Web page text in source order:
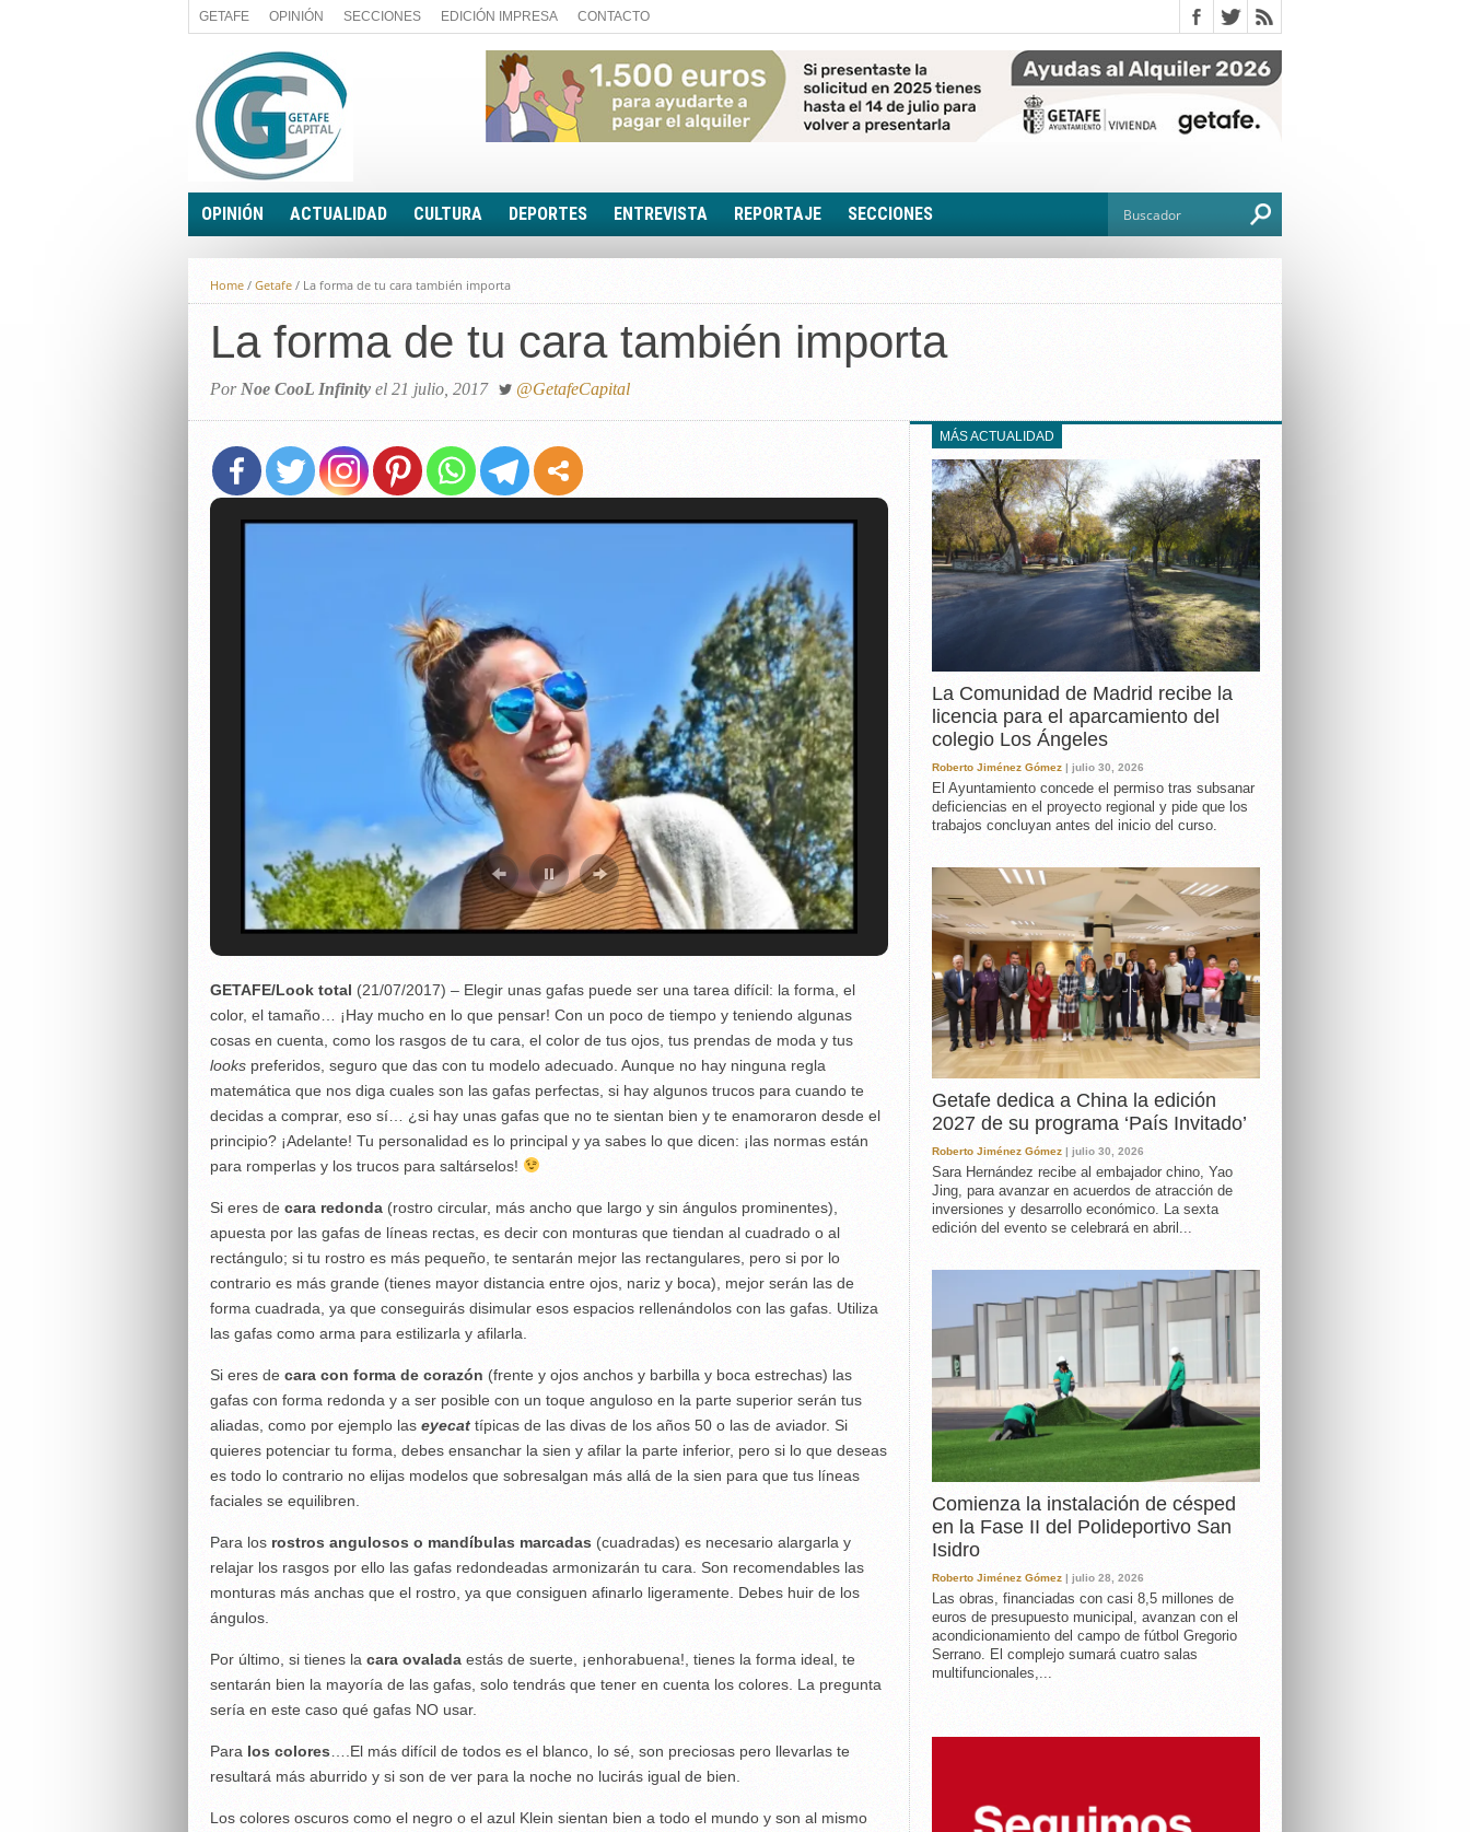
GETAFE OPINIÓN SECCIONES EDICIÓN IMPRESA CONTACTO
OPINIÓN
A FIN DE CUENTAS
PALABRA DE CONCEJAL
LA PIEDRA DE SÍSIFO
EL SACAPUNTAS
TODAS LAS BANDERAS
ROTAS
ACTUALIDAD
POLÍTICA
ECONOMÍA
BREVES
CULTURA DEPORTES ENTREVISTA REPORTAJE SECCIONES
FOTONOTICIA
LOOK TOTAL
RINCÓN PSICOLÓGICO
RUTA DE LA MEMORIA
LA VOZ DE LA
EXPERIENCIA
IN MEMORIAM
MEMORIA RECUPERADA
UN MINUTO EN EL
Home / Getafe / La forma de tu cara también importa
La forma de tu cara también importa
Por Noe CooL Infinity el 21 julio, 2017 @GetafeCapital
GETAFE/Look total (21/07/2017) – Elegir unas gafas puede ser una tarea difícil: la forma, el
color, el tamaño… ¡Hay mucho en lo que pensar! Con un poco de tiempo y teniendo algunas
cosas en cuenta, como los rasgos de tu cara, el color de tus ojos, tus prendas de moda y tus
looks preferidos, seguro que das con tu modelo adecuado. Aunque no hay ninguna regla
matemática que nos diga cuales son las gafas perfectas, si hay algunos trucos para cuando te
decidas a comprar, eso sí… ¿si hay unas gafas que no te sientan bien y te enamoraron desde el
principio? ¡Adelante! Tu personalidad es lo principal y ya sabes lo que dicen: ¡las normas están
para romperlas y los trucos para saltárselos!
Si eres de cara redonda (rostro circular, más ancho que largo y sin ángulos prominentes),
apuesta por las gafas de líneas rectas, es decir con monturas que tiendan al cuadrado o al
rectángulo; si tu rostro es más pequeño, te sentarán mejor las rectangulares, pero si por lo
contrario es más grande (tienes mayor distancia entre ojos, nariz y boca), mejor serán las de
forma cuadrada, ya que conseguirás disimular esos espacios rellenándolos con las gafas. Utiliza
las gafas como arma para estilizarla y afilarla.
Si eres de cara con forma de corazón (frente y ojos anchos y barbilla y boca estrechas) las
gafas con forma redonda y a ser posible con un toque anguloso en la parte superior serán tus
aliadas, como por ejemplo las eyecat típicas de las divas de los años 50 o las de aviador. Si
quieres potenciar tu forma, debes ensanchar la sien y afilar la parte inferior, pero si lo que deseas
es todo lo contrario no elijas modelos que sobresalgan más allá de la sien para que tus líneas
faciales se equilibren.
Para los rostros angulosos o mandíbulas marcadas (cuadradas) es necesario alargarla y
relajar los rasgos por ello las gafas redondeadas armonizarán tu cara. Son recomendables las
monturas más anchas que el rostro, ya que consiguen afinarlo ligeramente. Debes huir de los
ángulos.
Por último, si tienes la cara ovalada estás de suerte, ¡enhorabuena!, tienes la forma ideal, te
sentarán bien la mayoría de las gafas, solo tendrás que tener en cuenta los colores. La pregunta
sería en este caso qué gafas NO usar.
Para los colores ….El más difícil de todos es el blanco, lo sé, son preciosas pero llevarlas te
resultará más aburrido y si son de ver para la noche no lucirás igual de bien.
Los colores oscuros como el negro o el azul Klein sientan bien a todo el mundo y son al mismo
MÁS ACTUALIDAD
La Comunidad de Madrid recibe la
licencia para el aparcamiento del
colegio Los Ángeles
Roberto Jiménez Gómez | julio 30, 2026
El Ayuntamiento concede el permiso tras subsanar
deficiencias en el proyecto regional y pide que los
trabajos concluyan antes del inicio del curso.
Getafe dedica a China la edición
2027 de su programa ‘País Invitado’
Roberto Jiménez Gómez | julio 30, 2026
Sara Hernández recibe al embajador chino, Yao
Jing, para avanzar en acuerdos de atracción de
inversiones y desarrollo económico. La sexta
edición del evento se celebrará en abril...
Comienza la instalación de césped
en la Fase II del Polideportivo San
Isidro
Roberto Jiménez Gómez | julio 28, 2026
Las obras, financiadas con casi 8,5 millones de
euros de presupuesto municipal, avanzan con el
acondicionamiento del campo de fútbol Gregorio
Serrano. El complejo sumará cuatro salas
multifuncionales,...